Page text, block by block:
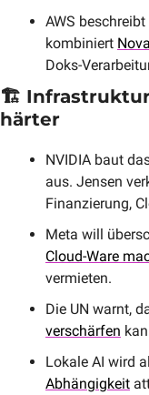
AWS beschreibt
kombiniert
Doks-
🏗️
härter
NVIDIA baut
aus. Jensen
Finanzierung,
Meta will
Cloud-Ware
vermieten.
Die UN warnt,
verschärfen
Lokale AI wird
Abhängigkeit